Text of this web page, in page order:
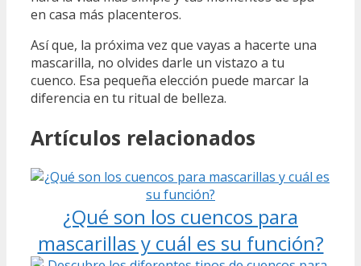
en casa más placenteros.
Así que, la próxima vez que vayas a hacerte una
mascarilla, no olvides darle un vistazo a tu
cuenco. Esa pequeña elección puede marcar la
diferencia en tu ritual de belleza.
Artículos relacionados
¿Qué son los cuencos para
mascarillas y cuál es su función?